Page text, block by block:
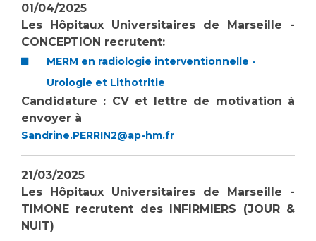
01/04/2025
Les Hôpitaux Universitaires de Marseille -
CONCEPTION recrutent:
MERM en radiologie interventionnelle -
Urologie et Lithotritie
Candidature : CV et lettre de motivation à
envoyer à
Sandrine.PERRIN2@ap-hm.fr
21/03/2025
Les Hôpitaux Universitaires de Marseille -
TIMONE recrutent des INFIRMIERS (JOUR &
NUIT)